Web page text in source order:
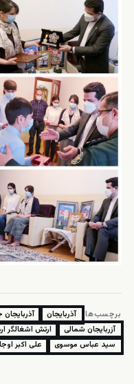
برچسب‌ها: آذربایجان
آزربایجان شمالی
ارتش اشغالگر
سید عباس موسوی
علی اکبر